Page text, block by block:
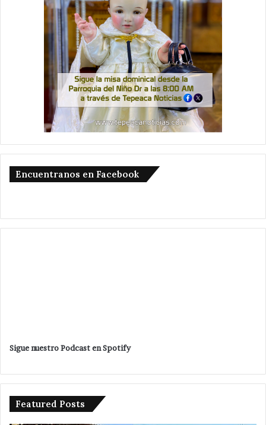
Encuentranos en Facebook
Sigue nuestro Podcast en Spotify
Featured Posts